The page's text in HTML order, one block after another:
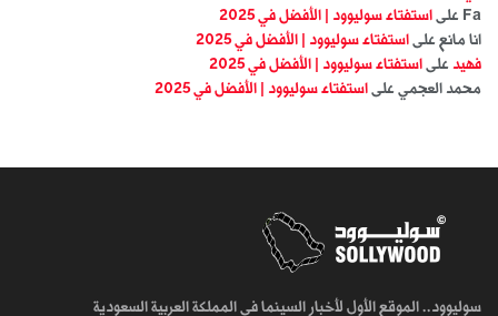
Fa على استفتاء سوليوود | الأفضل في 2025
انا مانع على استفتاء سوليوود | الأفضل في 2025
فهيد على استفتاء سوليوود | الأفضل في 2025
محمد العجمي على استفتاء سوليوود | الأفضل في 2025
سوليوود.. الموقع الأول لأخبار السينما في المملكة العربية السعودية